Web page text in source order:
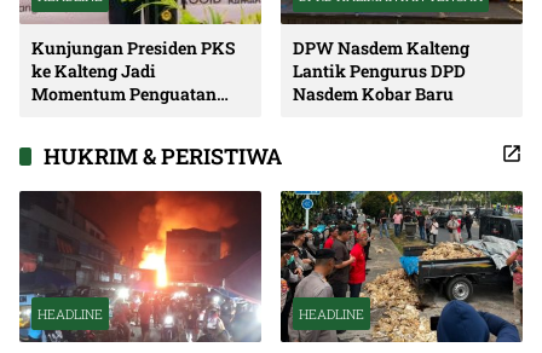
Kunjungan Presiden PKS
ke Kalteng Jadi
Momentum Penguatan
DPW Nasdem Kalteng
Lantik Pengurus DPD
Nasdem Kobar Baru
HUKRIM & PERISTIWA
HEADLINE HEADLINE